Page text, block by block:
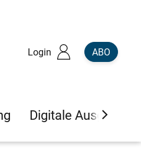
Login ABO
Digitale Ausgaben